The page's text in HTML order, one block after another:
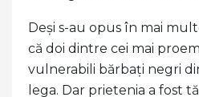
Deși s-au opus în mai
că doi dintre cei mai
vulnerabili bărbați negri
lega. Dar prietenia a fost